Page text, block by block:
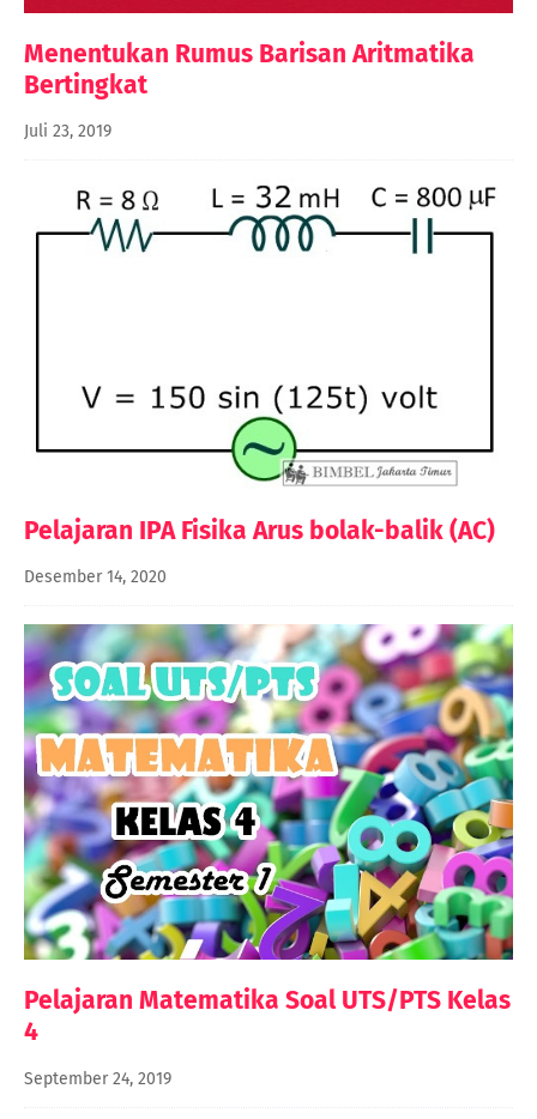
Menentukan Rumus Barisan Aritmatika
Bertingkat
Juli 23, 2019
Pelajaran IPA Fisika Arus bolak-balik (AC)
Desember 14, 2020
Pelajaran Matematika Soal UTS/PTS Kelas
4
September 24, 2019